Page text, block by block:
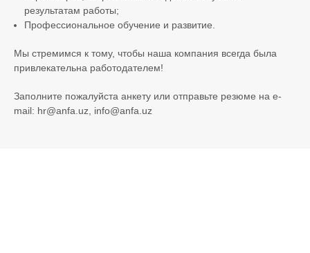
результатам работы;
Профессиональное обучение и развитие.
Мы стремимся к тому, чтобы наша компания всегда была
привлекательна работодателем!
Заполните пожалуйста анкету или отправьте резюме на e-
mail: hr@anfa.uz info@anfa.uz